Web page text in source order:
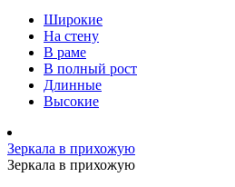
Широкие
На стену
В раме
В полный рост
Длинные
Высокие
Зеркала в прихожую
Зеркала в прихожую